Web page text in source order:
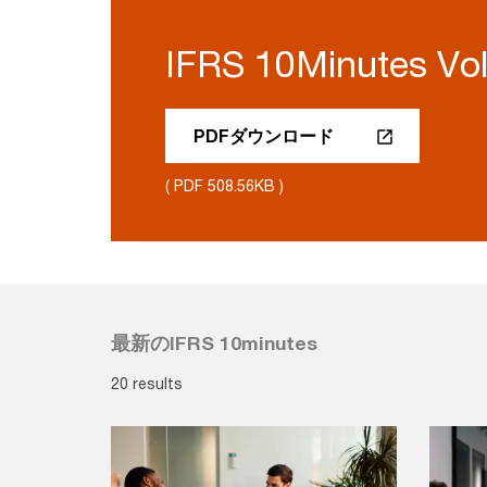
IFRS 10Minutes
PDFダウンロード
( PDF 508.56KB )
最新のIFRS 10minutes
20 results